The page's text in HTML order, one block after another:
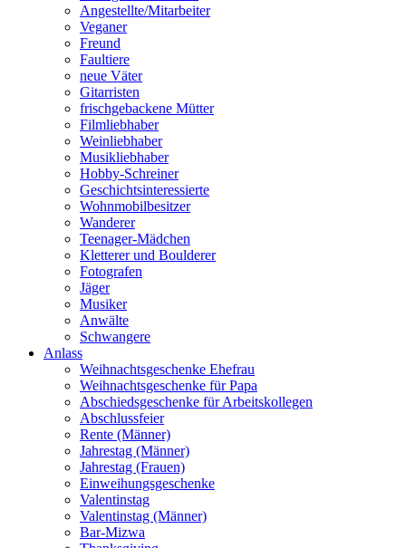
Angestellte/Mitarbeiter
Veganer
Freund
Faultiere
neue Väter
Gitarristen
frischgebackene Mütter
Filmliebhaber
Weinliebhaber
Musikliebhaber
Hobby-Schreiner
Geschichtsinteressierte
Wohnmobilbesitzer
Wanderer
Teenager-Mädchen
Kletterer und Boulderer
Fotografen
Jäger
Musiker
Anwälte
Schwangere
Anlass
Weihnachtsgeschenke Ehefrau
Weihnachtsgeschenke für Papa
Abschiedsgeschenke für Arbeitskollegen
Abschlussfeier
Rente (Männer)
Jahrestag (Männer)
Jahrestag (Frauen)
Einweihungsgeschenke
Valentinstag
Valentinstag (Männer)
Bar-Mizwa